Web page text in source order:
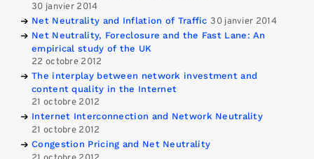
30 janvier 2014
Net Neutrality and Inflation of Traffic 30 janvier 2014
Net Neutrality, Foreclosure and the Fast Lane: An
empirical study of the UK
22 octobre 2012
The interplay between network investment and
content quality in the Internet
21 octobre 2012
Internet Interconnection and Network Neutrality
21 octobre 2012
Congestion Pricing and Net Neutrality